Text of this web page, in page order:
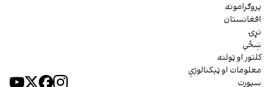
پروګرامونه
افغانستان
نړۍ
ښځې
کلتور او ټولنه
معلومات او ټېکنالوژي
سپورت